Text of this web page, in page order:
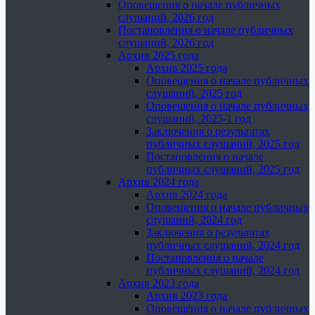
Оповещения о начале публичных
слушаний, 2026 год
Постановления о начале публичных
слушаний, 2026 год
Архив 2025 года
Архив 2025 года
Оповещения о начале публичных
слушаний, 2025 год
Оповещения о начале публичных
слушаний, 2025-1 год
Заключения о результатах
публичных слушаний, 2025 год
Постановления о начале
публичных слушаний, 2025 год
Архив 2024 года
Архив 2024 года
Оповещения о начале публичных
слушаний, 2024 год
Заключения о результатах
публичных слушаний, 2024 год
Постановления о начале
публичных слушаний, 2024 год
Архив 2023 года
Архив 2023 года
Оповещения о начале публичных